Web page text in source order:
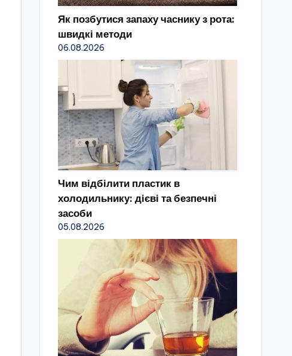
Як позбутися запаху часнику з рота:
швидкі методи
06.08.2026
Чим відбілити пластик в
холодильнику: дієві та безпечні
засоби
05.08.2026